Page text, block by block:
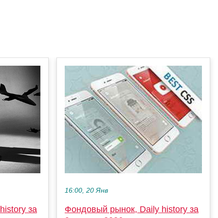
за
16:00, 20 Янв
Фондовый рынок, Daily history за